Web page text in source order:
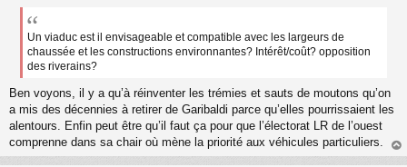
e
e
n
l
u
Un viaduc est il envisageable et compatible avec les largeurs de
chaussée et les constructions environnantes? Intérêt/coût? opposition
des riverains?
Ben voyons, il y a qu’à réinventer les trémies et sauts de moutons qu’on
a mis des décennies à retirer de Garibaldi parce qu’elles pourrissaient les
alentours. Enfin peut être qu’il faut ça pour que l’électorat LR de l’ouest
comprenne dans sa chair où mène la priorité aux véhicules particuliers.
au